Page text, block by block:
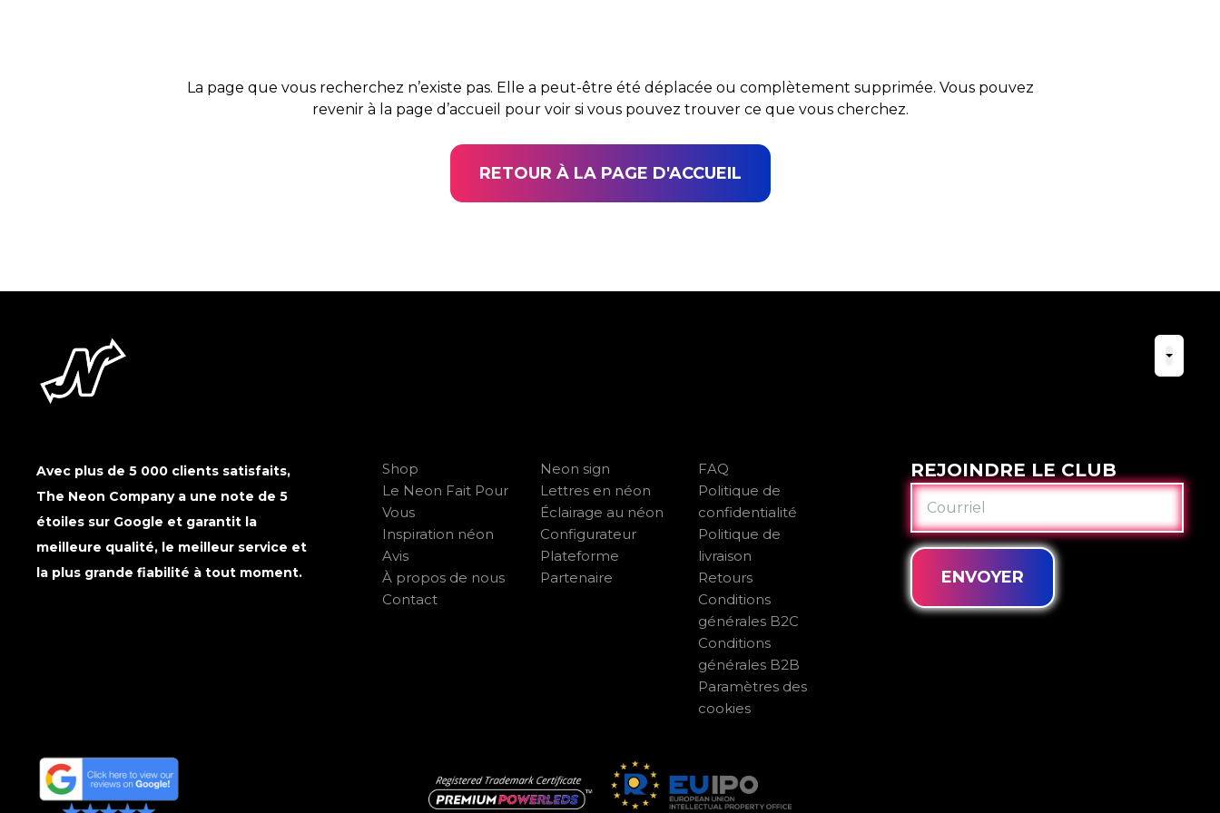
La page que vous recherchez n’existe pas. Elle a peut-être été déplacée ou complètement supprimée. Vous pouvez
revenir à la page d’accueil pour voir si vous pouvez trouver ce que vous cherchez.
RETOUR À LA PAGE D'ACCUEIL
Avec plus de 5 000 clients satisfaits,
The Neon Company a une note de 5
étoiles sur Google et garantit la
meilleure qualité, le meilleur service et
la plus grande fiabilité à tout moment.
Shop
Le Neon Fait Pour
Vous
Inspiration néon
Avis
À propos de nous
Contact
Neon sign
Lettres en néon
Éclairage au néon
Configurateur
Plateforme
Partenaire
FAQ
Politique de
confidentialité
Politique de
livraison
Retours
Conditions
générales B2C
Conditions
générales B2B
Paramètres des
cookies
REJOINDRE LE CLUB
COURRIEL
ENVOYER